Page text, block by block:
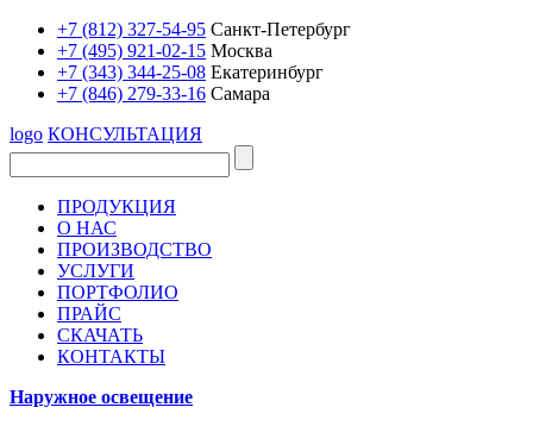
+7 (812) 327-54-95 Санкт-Петербург
+7 (495) 921-02-15 Москва
+7 (343) 344-25-08 Екатеринбург
+7 (846) 279-33-16 Самара
logo КОНСУЛЬТАЦИЯ
ПРОДУКЦИЯ
О НАС
ПРОИЗВОДСТВО
УСЛУГИ
ПОРТФОЛИО
ПРАЙС
СКАЧАТЬ
КОНТАКТЫ
Наружное освещение